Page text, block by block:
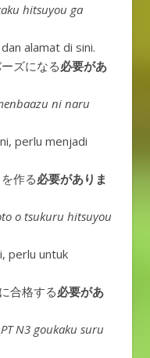
hitsuyou ga
alamat di sini.
ズになる必要があ
ni naru
perlu menjadi
作る必要がありま
o tsukuru hitsuyou
perlu untuk
合格する必要があ
N3 goukaku suru